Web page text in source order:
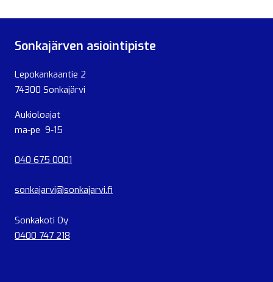
Sonkajärven asiointipiste
Lepokankaantie 2
74300 Sonkajärvi
Aukioloajat
ma-pe 9-15
040 675 0001
sonkajarvi@sonkajarvi.fi
Sonkakoti Oy
0400 747 218